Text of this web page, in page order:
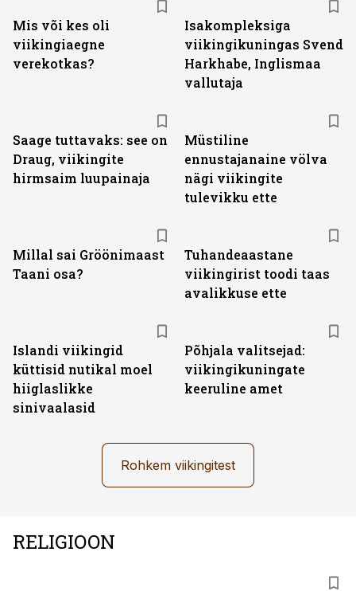
Mis või kes oli
viikingiaegne
verekotkas?
Isakompleksiga
viikingikuningas Svend
Harkhabe, Inglismaa
vallutaja
Saage tuttavaks: see on
Draug, viikingite
hirmsaim luupainaja
Müstiline
ennustajanaine völva
nägi viikingite
tulevikku ette
Millal sai Gröönimaast
Taani osa?
Tuhandeaastane
viikingirist toodi taas
avalikkuse ette
Islandi viikingid
küttisid nutikal moel
hiiglaslikke
sinivaalasid
Põhjala valitsejad:
viikingikuningate
keeruline amet
Rohkem viikingitest
RELIGIOON